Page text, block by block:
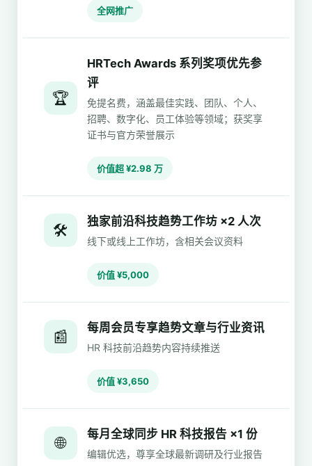
全网推广
🏆
HRTech Awards 系列奖项优先参
评
免提名费，涵盖最佳实践、团队、个人、
招聘、数字化、员工体验等领域；获奖享
证书与官方荣誉展示
价值超 ¥2.98 万
🛠️ 独家前沿科技趋势工作坊 ×2 人次
线下或线上工作坊，含相关会议资料
价值 ¥5,000
📰 每周会员专享趋势文章与行业资讯
HR 科技前沿趋势内容持续推送
价值 ¥3,650
🌐 每月全球同步 HR 科技报告 ×1 份
编辑优选，尊享全球最新调研及行业报告